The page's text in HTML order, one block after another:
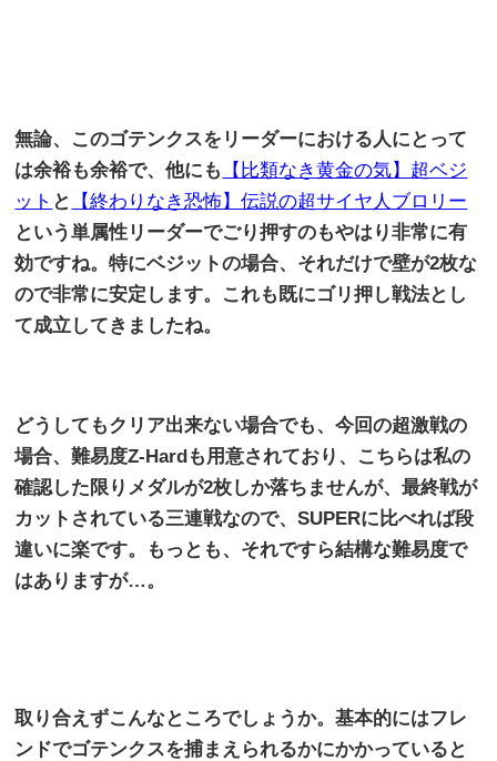
無論、このゴテンクスをリーダーにおける人にとって
は余裕も余裕で、他にも
【比類なき黄金の気】超ベジ
ット と
【終わりなき恐怖】伝説の超サイヤ人ブロリー
という単属性リーダーでごり押すのもやはり非常に有
効ですね。特にベジットの場合、それだけで壁が2枚な
ので非常に安定します。これも既にゴリ押し戦法とし
て成立してきましたね。
どうしてもクリア出来ない場合でも、今回の超激戦の
場合、難易度Z-Hardも用意されており、こちらは私の
確認した限りメダルが2枚しか落ちませんが、最終戦が
カットされている三連戦なので、SUPERに比べれば段
違いに楽です。もっとも、それですら結構な難易度で
はありますが…。
取り合えずこんなところでしょうか。基本的にはフレ
ンドでゴテンクスを捕まえられるかにかかっていると